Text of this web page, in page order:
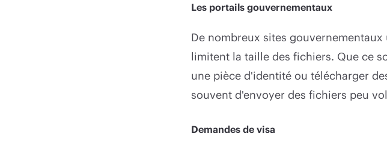
Les portails gouvernementaux
De nombreux sites
limitent la taille des fichiers. Que ce
une pièce d'identité ou télécharger
souvent d'envoyer des fichiers peu
Demandes de visa